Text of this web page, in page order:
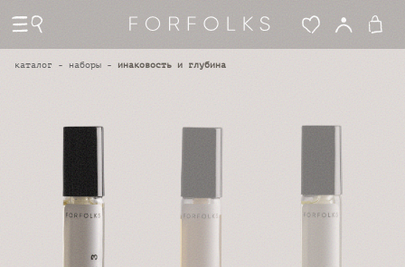
каталог - наборы - инаковость и глубина